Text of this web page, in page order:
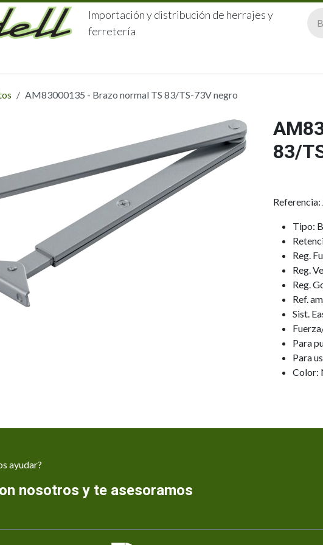
Importación y distribución de herrajes y
ferretería
AM83000135 - Brazo normal TS 83/TS-73V negro
83/
Tipo:
Reg.
Reg.
Reg.
Ref.
Sist.
Para
Para
Color:
ayudar?
nosotros y te asesoramos